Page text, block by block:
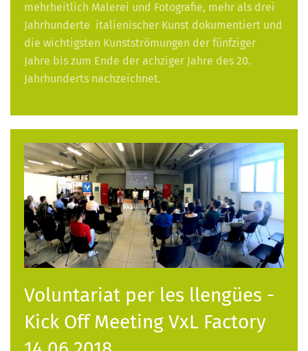
mehrheitlich Malerei und Fotografie, mehr als drei
Jahrhunderte italienischer Kunst dokumentiert und
die wichtigsten Kunstströmungen der fünfziger
Jahre bis zum Ende der achziger Jahre des 20.
Jahrhunderts nachzeichnet.
Voluntariat per les llengües -
Kick Off Meeting VxL Factory